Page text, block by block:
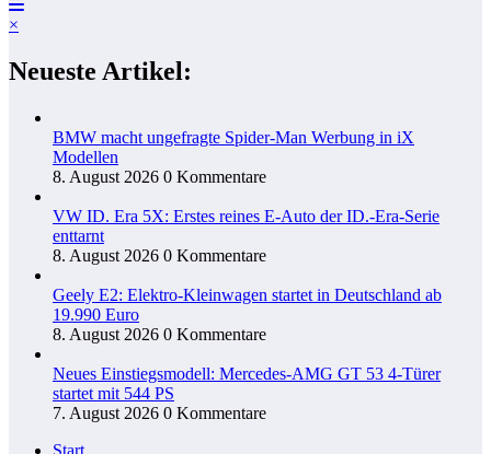
×
Neueste Artikel:
BMW macht ungefragte Spider-Man Werbung in iX
Modellen
8. August 2026 0 Kommentare
VW ID. Era 5X: Erstes reines E-Auto der ID.-Era-Serie
enttarnt
8. August 2026 0 Kommentare
Geely E2: Elektro-Kleinwagen startet in Deutschland ab
19.990 Euro
8. August 2026 0 Kommentare
Neues Einstiegsmodell: Mercedes-AMG GT 53 4-Türer
startet mit 544 PS
7. August 2026 0 Kommentare
Start